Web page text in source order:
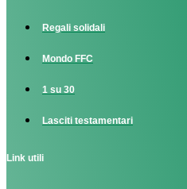
Regali solidali
Mondo FFC
1 su 30
Lasciti testamentari
Link utili